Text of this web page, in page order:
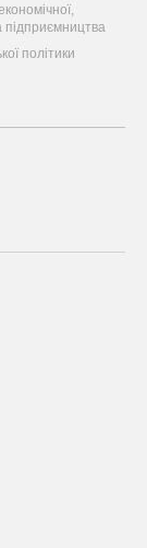
підприємництва
політики